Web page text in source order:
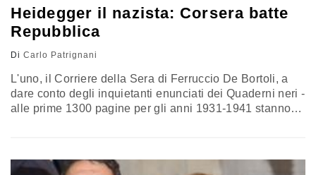
Heidegger il nazista: Corsera batte
Repubblica
Di Carlo Patrignani
L'uno, il Corriere della Sera di Ferruccio De Bortoli, a
dare conto degli inquietanti enunciati dei Quaderni neri -
alle prime 1300 pagine per gli anni 1931-1941 stanno
sommo filosofo tedesco, già fondamentalista cattolico,